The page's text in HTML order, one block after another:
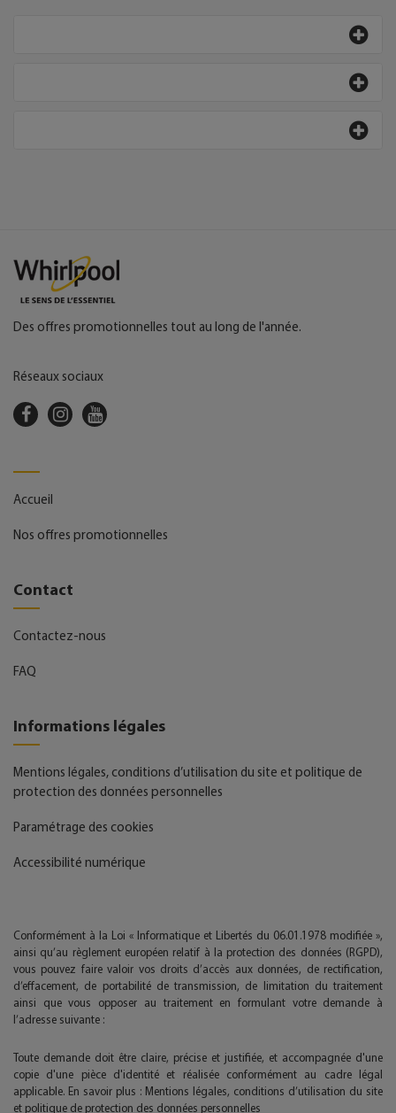
Des offres promotionnelles tout au long de l'année.
Réseaux sociaux
Accueil
Nos offres promotionnelles
Contact
Contactez-nous
FAQ
Informations légales
Mentions légales, conditions d’utilisation du site et politique de
protection des données personnelles
Paramétrage des cookies
Accessibilité numérique
Conformément à la Loi « Informatique et Libertés du 06.01.1978 modifiée »,
ainsi qu’au règlement européen relatif à la protection des données (RGPD),
vous pouvez faire valoir vos droits d’accès aux données, de rectification,
d’effacement, de portabilité de transmission, de limitation du traitement
ainsi que vous opposer au traitement en formulant votre demande à
l’adresse suivante :
Toute demande doit être claire, précise et justifiée, et accompagnée d'une
copie d'une pièce d'identité et réalisée conformément au cadre légal
applicable. En savoir plus : Mentions légales, conditions d’utilisation du site
et politique de protection des données personnelles